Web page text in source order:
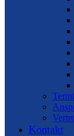
Kontakt